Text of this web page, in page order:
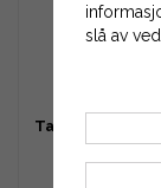
Tannreim HTD
slå av